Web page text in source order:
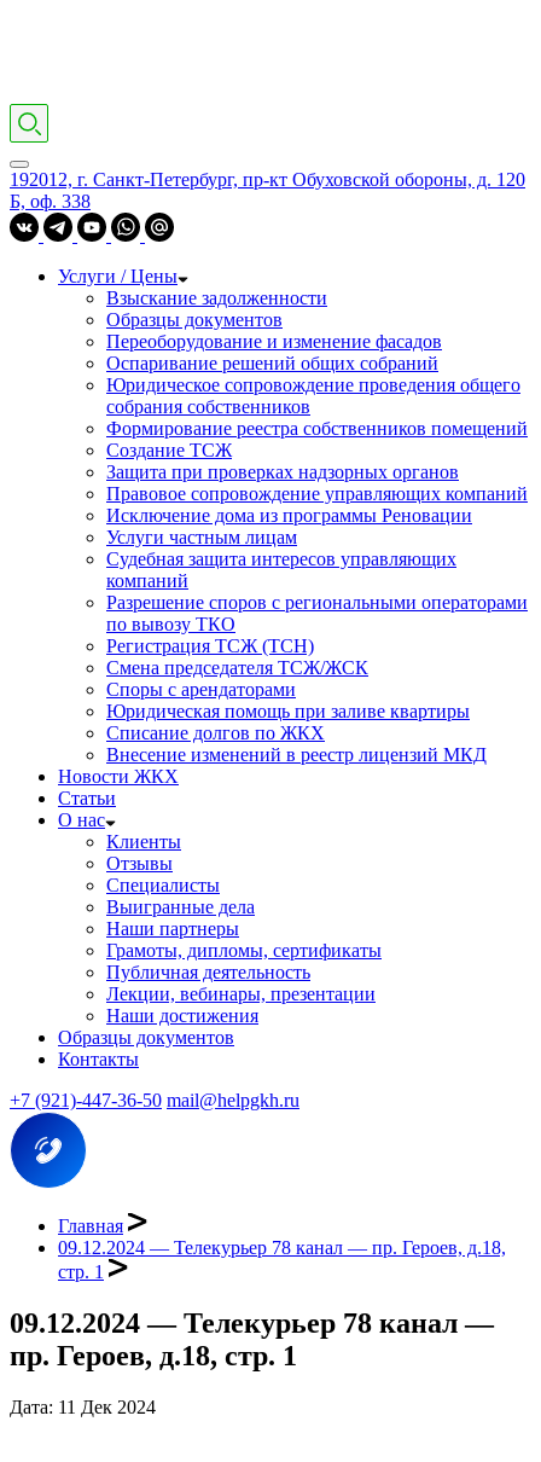
192012, г. Санкт-Петербург, пр-кт Обуховской обороны, д. 120
Б, оф. 338
Услуги / Цены
Взыскание задолженности
Образцы документов
Переоборудование и изменение фасадов
Оспаривание решений общих собраний
Юридическое сопровождение проведения общего
собрания собственников
Формирование реестра собственников помещений
Создание ТСЖ
Защита при проверках надзорных органов
Правовое сопровождение управляющих компаний
Исключение дома из программы Реновации
Услуги частным лицам
Судебная защита интересов управляющих
компаний
Разрешение споров с региональными операторами
по вывозу ТКО
Регистрация ТСЖ (ТСН)
Смена председателя ТСЖ/ЖСК
Споры с арендаторами
Юридическая помощь при заливе квартиры
Списание долгов по ЖКХ
Внесение изменений в реестр лицензий МКД
Новости ЖКХ
Статьи
О нас
Клиенты
Отзывы
Специалисты
Выигранные дела
Наши партнеры
Грамоты, дипломы, сертификаты
Публичная деятельность
Лекции, вебинары, презентации
Наши достижения
Образцы документов
Контакты
+7 (921)-447-36-50 mail@helpgkh.ru
Главная
09.12.2024 — Телекурьер 78 канал — пр. Героев, д.18,
стр. 1
09.12.2024 — Телекурьер 78 канал —
пр. Героев, д.18, стр. 1
Дата: 11 Дек 2024